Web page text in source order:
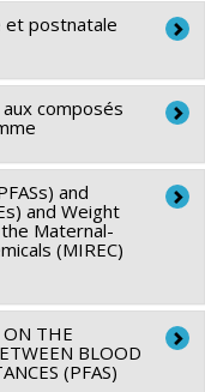
Robert-Sauvé
du Québec -
de jeunes
et postnatale
du Québec -
chercheur-boursier :
composés
en santé du
Projet
and
and Weight
Maternal-
(MIREC)
William Fraser,Tye
ON THE
BLOOD
(PFAS)